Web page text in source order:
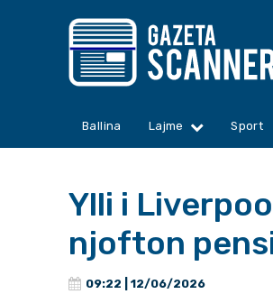
Ballina Lajme Sport
Ylli i
njofton
09:22 | 12/06/2026